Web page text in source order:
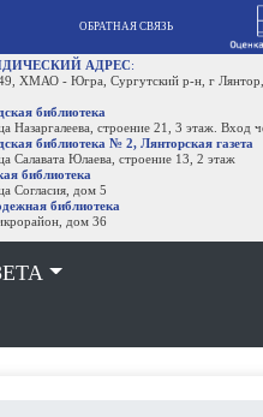
:
р-н, г Лянтор, ул Салавата Юлаева, стр 13
21, 3 этаж. Вход через спортивную часть
Лянторская газета
13, 2 этаж